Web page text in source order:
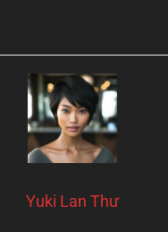
Yuki Lan Thư